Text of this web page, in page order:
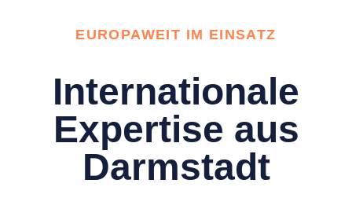
EUROPAWEIT IM EINSATZ
Internationale
Expertise aus
Darmstadt